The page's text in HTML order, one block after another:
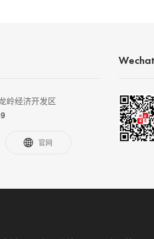
岭经济开发区
官网
Wechat